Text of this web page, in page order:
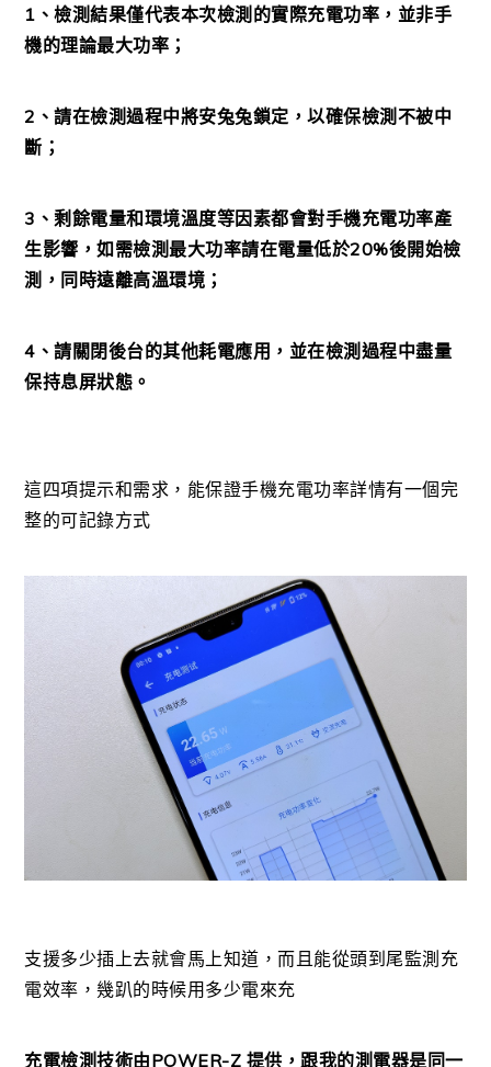
1、檢測結果僅代表本次檢測的實際充電功率，並非手
機的理論最大功率；
2、請在檢測過程中將安兔兔鎖定，以確保檢測不被中
斷；
3、剩餘電量和環境溫度等因素都會對手機充電功率產
生影響，如需檢測最大功率請在電量低於20%後開始檢
測，同時遠離高溫環境；
4、請關閉後台的其他耗電應用，並在檢測過程中盡量
保持息屏狀態。
這四項提示和需求，能保證手機充電功率詳情有一個完
整的可記錄方式
支援多少插上去就會馬上知道，而且能從頭到尾監測充
電效率，幾趴的時候用多少電來充
充電檢測技術由POWER-Z 提供，跟我的測電器是同一